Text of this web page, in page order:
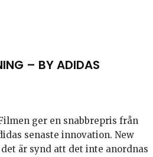
– BY ADIDAS
ger en snabbrepris från
senaste innovation. New
är synd att det inte anordnas